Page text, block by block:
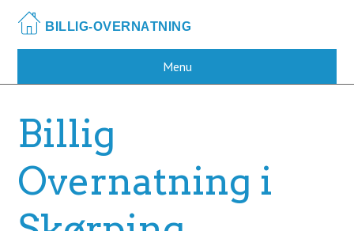
main
Menu
Billig
Overnatning i